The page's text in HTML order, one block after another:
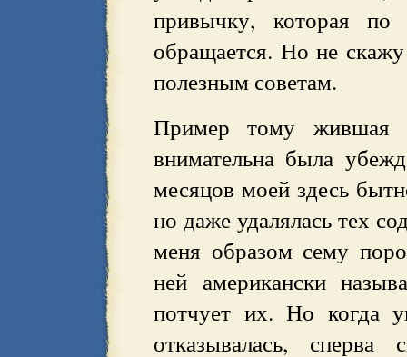
привычку, которая по
обращается. Но не
полезным советам.
Пример тому жившая
внимательна была
месяцов моей здесь
но даже удалялась тех
меня образом сему
ней американски
потчует их. Но когда
отказывалась,